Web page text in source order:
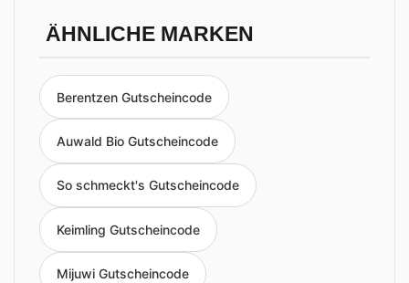
ÄHNLICHE MARKEN
Berentzen Gutscheincode
Auwald Bio Gutscheincode
So schmeckt's Gutscheincode
Keimling Gutscheincode
Mijuwi Gutscheincode